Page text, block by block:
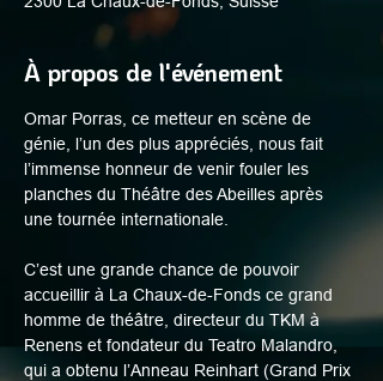
À propos de l'événement
Omar Porras, ce metteur en scène de
génie, l’un des plus appréciés, nous fait
l’immense honneur de venir fouler les
planches du Théâtre des Abeilles après
une tournée internationale.
C’est une grande chance de pouvoir
accueillir à La Chaux-de-Fonds ce grand
homme de théâtre, directeur du TKM à
Renens et fondateur du Teatro Malandro,
qui a obtenu l’Anneau Reinhart (Grand Prix